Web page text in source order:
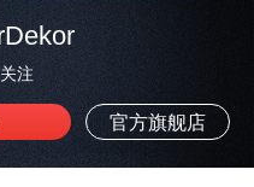
注
官方旗舰店